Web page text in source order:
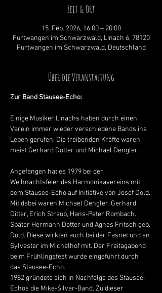
Zeit & Ort
15. Feb. 2026, 16:00 – 20:00
Furtwangen im Schwarzwald, Linach 6, 78120
Furtwangen im Schwarzwald, Deutschland
Über die Veranstaltung
Zur Band Stausee-Echo:
Einige Musiker Linachs haben durch einen
Verein immer wieder verschiedene Bands ins
Leben gerufen. Die treibenden Kräfte waren
meist Gerhard Dotter und Michael Dengler.
Angefangen hat es 1979 bei der
Weihnachtsfeier des Harmonikavereins mit
dem Stausee-Echo auf Initiative von Josef Dold.
Mit dabei waren Michael Dengler, Gerhard
Ditter, Erich Straub, Hans-Peter Rombach.
Später Hermann Dotter und Agnes Fritsch geb.
Dold. Diese wirkten auch bei der Fasnet und an
Sylvester im Michelhof mit. Der Freitagabend
beim Frühlingsfest wurde eingeführt durch
das Stausee-Echo.
1982 gründete sich in Nachfolge des Stausee-
Echos die Mike-Silver-Band. Zu dieser